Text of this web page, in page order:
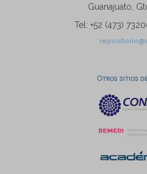
Guanajuato,
Tel: +52 (473)
Otros sitios